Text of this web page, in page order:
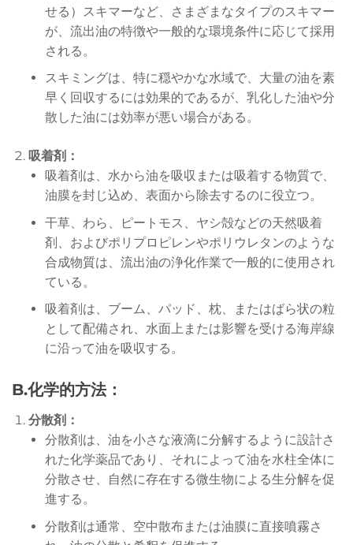
せる）スキマーなど、さまざまなタイプのスキマー
が、流出油の特徴や一般的な環境条件に応じて採用
される。
スキミングは、特に穏やかな水域で、大量の油を素
早く回収するには効果的であるが、乳化した油や分
散した油には効率が悪い場合がある。
吸着剤：
吸着剤は、水から油を吸収または吸着する物質で、
油膜を封じ込め、表面から除去するのに役立つ。
干草、わら、ピートモス、ヤシ殻などの天然吸着
剤、およびポリプロピレンやポリウレタンのような
合成物質は、流出油の浄化作業で一般的に使用され
ている。
吸着剤は、ブーム、パッド、枕、またはばら状の粒
として配備され、水面上または影響を受ける海岸線
に沿って油を吸収する。
B.化学的方法：
分散剤：
分散剤は、油を小さな液滴に分解するように設計さ
れた化学薬品であり、それによって油を水柱全体に
分散させ、自然に存在する微生物による生分解を促
進する。
分散剤は通常、空中散布または油膜に直接噴霧さ